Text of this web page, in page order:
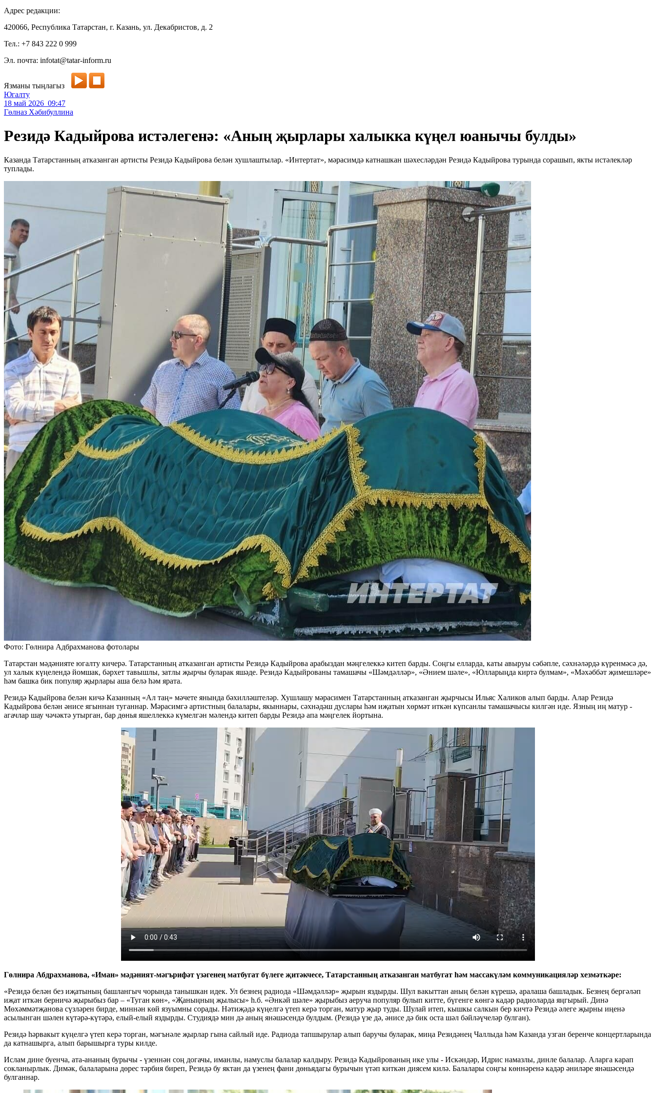
Адрес редакции:
420066, Республика Татарстан, г. Казань, ул. Декабристов, д. 2
Тел.: +7 843 222 0 999
Эл. почта: infotat@tatar-inform.ru
Язманы тыңлагыз
Югалту
18 май 2026 09:47
Гөлназ Хәбибуллина
Резидә Кадыйрова истәлегенә: «Аның җырлары халыкка күңел юанычы булды»
Казанда Татарстанның атказанган артисты Резидә Кадыйрова белән хушлаштылар. «Интертат», мәрасимдә катнашкан шәхесләрдән Резидә Кадыйрова турында сорашып, якты истәлекләр
туплады.
Фото: Гөлнира Адбрахманова фотолары
Татарстан мәдәнияте югалту кичерә. Татарстанның атказанган артисты Резидә Кадыйрова арабыздан мәңгелеккә китеп барды. Соңгы елларда, каты авыруы сәбәпле, сәхнәләрдә күренмәсә дә,
ул халык күңелендә йомшак, бәрхет тавышлы, затлы җырчы буларак яшәде. Резидә Кадыйрованы тамашачы «Шәмдәлләр», «Әнием шәле», «Юлларыңда киртә булмам», «Мәхәббәт җимешләре»
һәм башка бик популяр җырлары аша белә һәм ярата.
Резидә Кадыйрова белән кичә Казанның «Ал таң» мәчете янында бәхилләштеләр. Хушлашу мәрасимен Татарстанның атказанган җырчысы Ильяс Халиков алып барды. Алар Резидә
Кадыйрова белән әнисе ягыннан туганнар. Мәрасимгә артистның балалары, якыннары, сәхнәдәш дуслары һәм иҗатын хөрмәт иткән күпсанлы тамашачысы килгән иде. Язның иң матур -
агачлар шау чәчәктә утырган, бар дөнья яшеллеккә күмелгән мәлендә китеп барды Резидә апа мәңгелек йортына.
Гөлнира Абдрахманова, «Иман» мәдәният-мәгърифәт үзәгенең матбугат бүлеге җитәкчесе, Татарстанның атказанган матбугат һәм массакүләм коммуникацияләр хезмәткәре:
«Резидә белән без иҗатының башлангыч чорында танышкан идек. Ул безнең радиода «Шәмдәлләр» җырын яздырды. Шул вакыттан аның белән күрешә, аралаша башладык. Безнең бергәләп
иҗат иткән берничә җырыбыз бар – «Туган көн», «Җаныңның җылысы» һ.б. «Әнкәй шәле» җырыбыз аеруча популяр булып китте, бүгенге көнгә кадәр радиоларда яңгырый. Динә
Мөхәммәтҗанова сүзләрен бирде, миннән көй язуымны сорады. Нәтиҗәдә күңелгә үтеп керә торган, матур җыр туды. Шулай итеп, кышкы салкын бер кичтә Резидә әлеге җырны иңенә
асылынган шәлен күтәрә-күтәрә, елый-елый яздырды. Студиядә мин дә аның янәшәсендә булдым. (Резидә үзе дә, әнисе дә бик оста шәл бәйләүчеләр булган).
Резидә һәрвакыт күңелгә үтеп керә торган, мәгънәле җырлар гына сайлый иде. Радиода тапшырулар алып баручы буларак, миңа Резидәнең Чаллыда һәм Казанда узган беренче концертларында
да катнашырга, алып барышырга туры килде.
Ислам дине буенча, ата-ананың бурычы - үзеннән соң догачы, иманлы, намуслы балалар калдыру. Резидә Кадыйрованың ике улы - Искәндәр, Идрис намазлы, динле балалар. Аларга карап
сокланырлык. Димәк, балаларына дөрес тәрбия биреп, Резидә бу яктан да үзенең фани дөньядагы бурычын үтәп киткән диясем килә. Балалары соңгы көннәренә кадәр әниләре янәшәсендә
булганнар.